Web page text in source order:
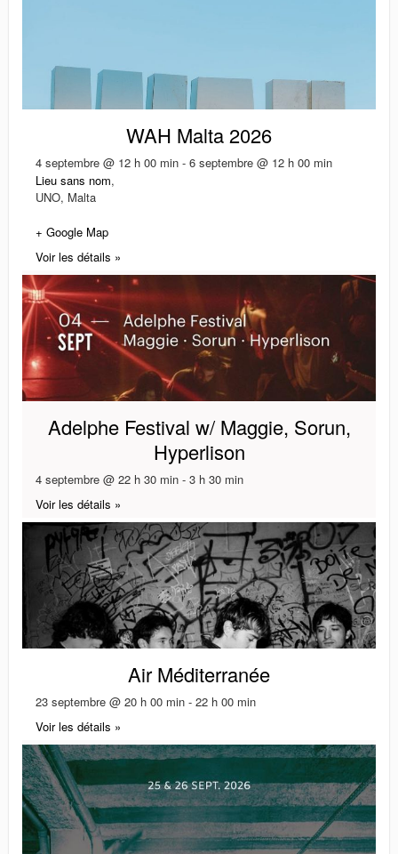
WAH Malta 2026
4 septembre @ 12 h 00 min - 6 septembre @ 12 h 00 min
Lieu sans nom,
UNO, Malta
+ Google Map
Voir les détails »
Adelphe Festival w/ Maggie, Sorun,
Hyperlison
4 septembre @ 22 h 30 min - 3 h 30 min
Voir les détails »
Air Méditerranée
23 septembre @ 20 h 00 min - 22 h 00 min
Voir les détails »